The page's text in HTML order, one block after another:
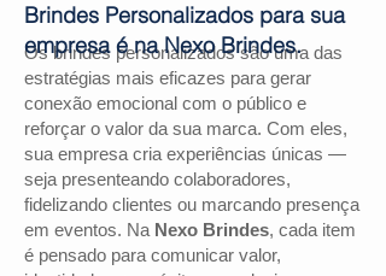
Os brindes personalizados são uma das
estratégias mais eficazes para gerar
conexão emocional com o público e
reforçar o valor da sua marca. Com eles,
sua empresa cria experiências únicas —
seja presenteando colaboradores,
fidelizando clientes ou marcando presença
em eventos. Na Nexo Brindes, cada item
é pensado para comunicar valor,
Brindes Personalizados para sua
empresa é na Nexo Brindes.